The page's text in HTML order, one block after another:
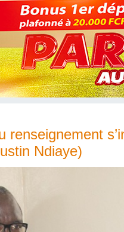
renseignement
Ndiaye)